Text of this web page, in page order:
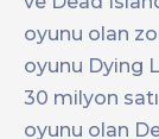
oyunu olan
oyunu Dying
30 milyon
oyunu olan